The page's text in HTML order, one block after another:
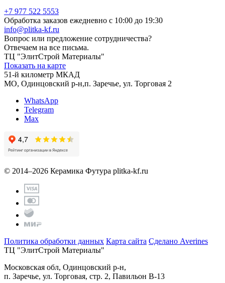
+7 977 522 5553
Обработка заказов ежедневно с 10:00 до 19:30
info@plitka-kf.ru
Вопрос или предложение сотрудничества?
Отвечаем на все письма.
ТЦ "ЭлитСтрой Материалы"
Показать на карте
51-й километр МКАД
МО, Одинцовский р-н,п. Заречье, ул. Торговая 2
WhatsApp
Telegram
Max
© 2014–2026 Керамика Футура plitka-kf.ru
Политика обработки данных Карта сайта Сделано Averines
ТЦ "ЭлитСтрой Материалы"
Московская обл, Одинцовский р-н,
п. Заречье, ул. Торговая, стр. 2, Павильон В-13